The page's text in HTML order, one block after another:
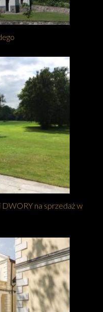
na sprzedaż w